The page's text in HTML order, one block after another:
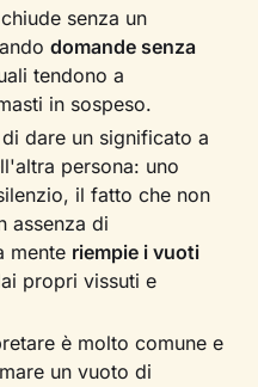
senza un
domande senza
tendono a
in sospeso.
dare un significato a
persona: uno
il fatto che non
assenza di
mente riempie i vuoti
propri vissuti e
è molto comune e
un vuoto di